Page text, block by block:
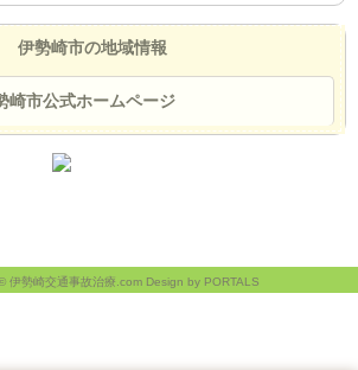
伊勢崎市の地域情報
崎市公式ホームページ
伊勢崎交通事故治療.com Design by PORTALS